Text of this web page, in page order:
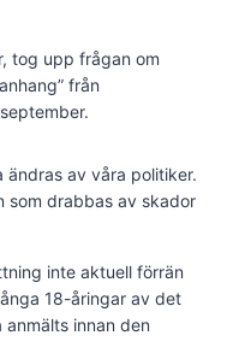
tog upp frågan om
från
ändras av våra politiker.
som drabbas av skador
inte aktuell förrän
18-åringar av det
innan den